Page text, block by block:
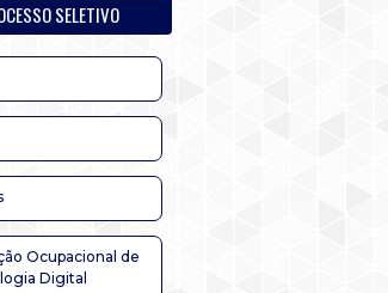
SELETIVO
Ocupacional de
Digital